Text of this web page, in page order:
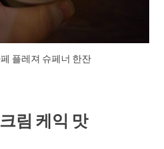
플레져 슈페너 한잔
림 케익 맛